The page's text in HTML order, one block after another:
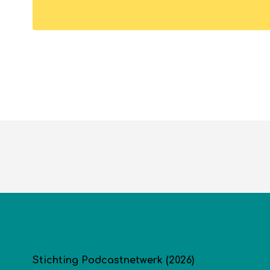
Stichting Podcastnetwerk (2026)